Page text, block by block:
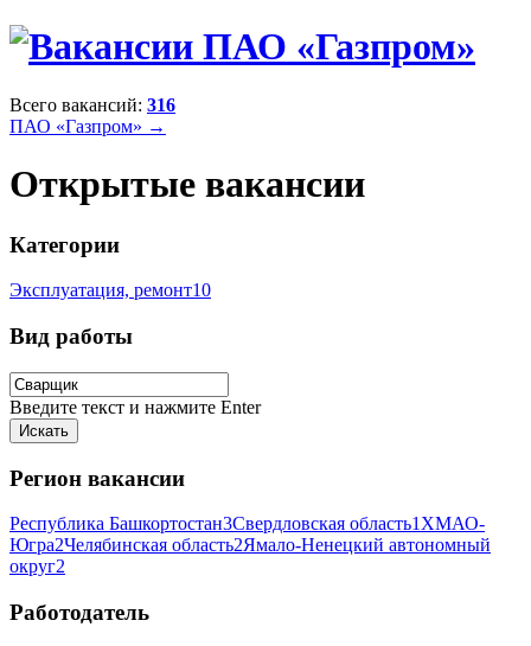
Всего вакансий: 316
ПАО «Газпром» →
Открытые вакансии
Категории
Эксплуатация, ремонт10
Вид работы
Введите текст и нажмите Enter
Регион вакансии
Республика Башкортостан3Свердловская область1 ХМАО-
Югра2Челябинская область2Ямало-Ненецкий автономный
округ2
Работодатель